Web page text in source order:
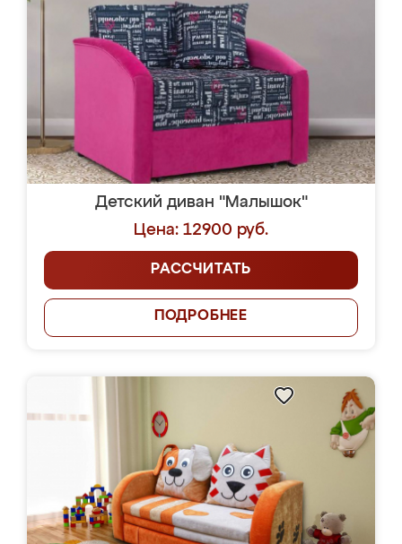
Детский диван "Малышок"
Цена: 12900 руб.
РАССЧИТАТЬ
ПОДРОБНЕЕ